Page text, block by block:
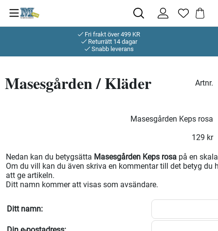
Fri frakt över 499 KR
Returrätt 14 dagar
Snabb leverans
Masesgården / Kläder Artnr.
Masesgården Keps rosa
129 kr
Nedan kan du betygsätta Masesgården Keps rosa på en
Om du vill kan du även skriva en kommentar till det betyg du
att ge artikeln.
Ditt namn kommer att visas som avsändare.
Ditt namn: